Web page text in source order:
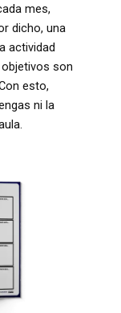
mes,
dicho, una
actividad
son
esto,
ni la